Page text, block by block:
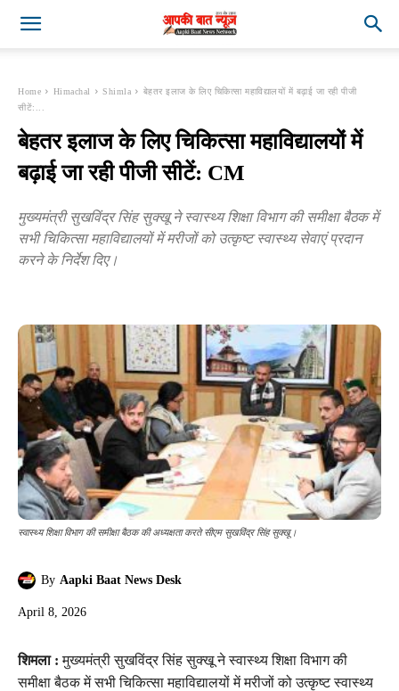
Home Himachal Shimla
बेहतर इलाज के लिए चिकित्सा महाविद्यालयों में बढ़ाई जा रही पीजी
सीटें:...
बेहतर इलाज के लिए चिकित्सा महाविद्यालयों में
बढ़ाई जा रही पीजी सीटें: CM
मुख्यमंत्री सुखविंद्र सिंह सुक्खू ने स्वास्थ्य शिक्षा विभाग की समीक्षा बैठक में
सभी चिकित्सा महाविद्यालयों में मरीजों को उत्कृष्ट स्वास्थ्य सेवाएं प्रदान
करने के निर्देश दिए।
स्वास्थ्य शिक्षा विभाग की समीक्षा बैठक की अध्यक्षता करते सीएम सुखविंद्र सिंह सुक्खू।
By Aapki Baat News Desk
April 8, 2026
शिमला : मुख्यमंत्री सुखविंद्र सिंह सुक्खू ने स्वास्थ्य शिक्षा विभाग की
समीक्षा बैठक में सभी चिकित्सा महाविद्यालयों में मरीजों को उत्कृष्ट स्वास्थ्य